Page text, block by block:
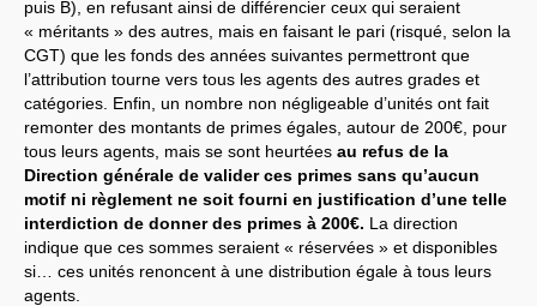
puis B), en refusant ainsi de différencier ceux qui seraient
« méritants » des autres, mais en faisant le pari (risqué, selon la
CGT) que les fonds des années suivantes permettront que
l’attribution tourne vers tous les agents des autres grades et
catégories. Enfin, un nombre non négligeable d’unités ont fait
remonter des montants de primes égales, autour de 200€, pour
tous leurs agents, mais se sont heurtées au refus de la
Direction générale de valider ces primes sans qu’aucun
motif ni règlement ne soit fourni en justification d’une telle
interdiction de donner des primes à 200€. La direction
indique que ces sommes seraient « réservées » et disponibles
si… ces unités renoncent à une distribution égale à tous leurs
agents.